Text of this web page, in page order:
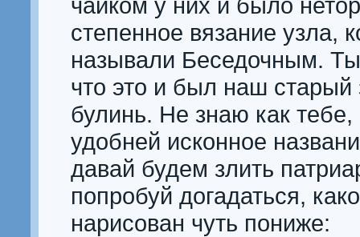
степенное вязание узла,
называли Беседочным.
что это и был наш старый
булинь. Не знаю как
удобней исконное
давай будем злить
попробуй догадаться,
нарисован чуть пониже: